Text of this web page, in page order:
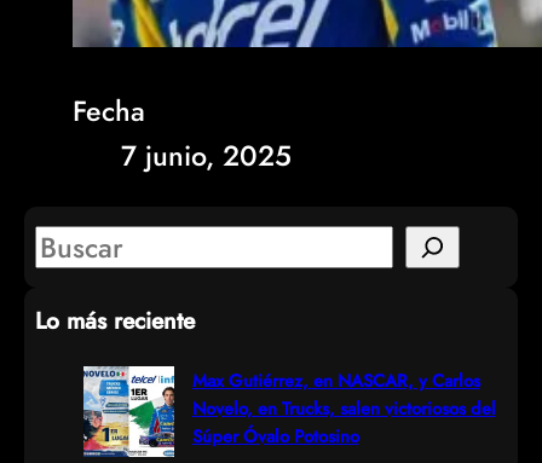
Fecha
7 junio, 2025
S
a
Lo más reciente
Max Gutiérrez, en NASCAR, y Carlos
Novelo, en Trucks, salen victoriosos del
Súper Óvalo Potosino